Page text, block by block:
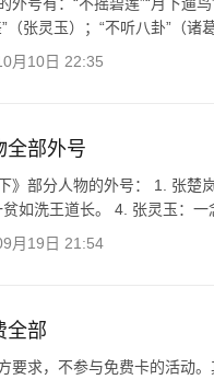
（张灵玉）；“不听八卦”（诸
月10日 22:35
全部外号
》部分人物的外号： 1. 张楚
如洗王道长。 4. 张灵玉：
月19日 21:54
全部
要求，不参与免费卡的活动